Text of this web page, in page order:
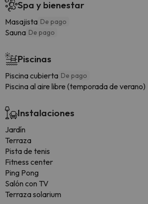
Spa y bienestar
Masajista De pago
Sauna De pago
Piscinas
Piscina cubierta De pago
Piscina al aire libre (temporada de verano)
Instalaciones
Jardín
Terraza
Pista de tenis
Fitness center
Ping Pong
Salón con TV
Terraza solarium